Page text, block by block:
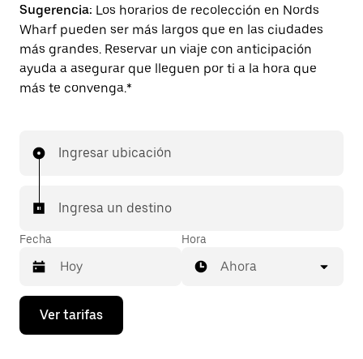
Sugerencia: Los horarios de recolección en Nords
Wharf pueden ser más largos que en las ciudades
más grandes. Reservar un viaje con anticipación
ayuda a asegurar que lleguen por ti a la hora que
más te convenga.*
Ingresar ubicación
Ingresa un destino
Fecha
Presiona
flecha
Hora
Ahora
Ver tarifas